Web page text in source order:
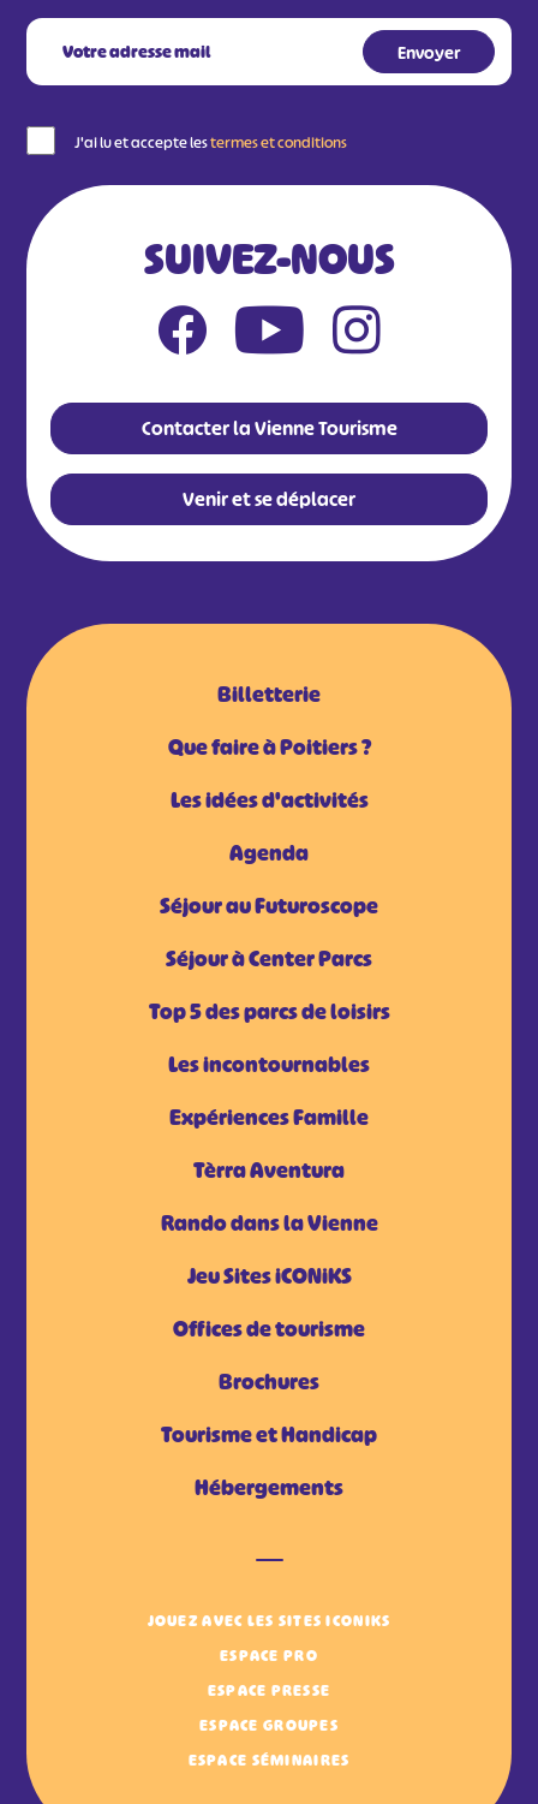
J'ai lu et accepte lestermes et conditions
SUIVEZ-NOUS
Contacter la Vienne Tourisme
Venir et se déplacer
Billetterie
Que faire à Poitiers ?
Les idées d'activités
Agenda
Séjour au Futuroscope
Séjour à Center Parcs
Top 5 des parcs de loisirs
Les incontournables
Expériences Famille
Tèrra Aventura
Rando dans la Vienne
Jeu Sites iCONiKS
Offices de tourisme
Brochures
Tourisme et Handicap
Hébergements
JOUEZ AVEC LES SITES ICONIKS
ESPACE PRO
ESPACE PRESSE
ESPACE GROUPES
ESPACE SÉMINAIRES